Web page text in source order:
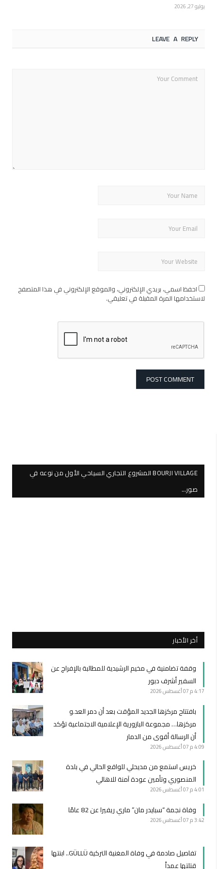
يوليو 27, 2026
LEAVE A REPLY
احفظ اسمي، بريدي الإلكتروني، والموقع الإلكتروني في هذا المتصفح
لاستخدامها المرة المقبلة في تعليقي.
BOURJI VILLAGE المشروع التجاري السياحي الأول من نوعه في
صور…
أخر الأخبار
وقفة تضامنية في مخيم الرشيدية للمطالبة بالإفراج عن
السفير أشرف دبور
4:17 م 07 أغسطس 2026
بافتتاح مركزها الجديد المؤقت بعد أن دمر العد.و
مركزها… مجموعة البازورية الإعلامية الاجتماعية تؤكد
أن الرسالة أقوى من الدمار
4:09 م 07 أغسطس 2026
خريس استمع من مديحلي للواقع الحالي في بلدة
المنصوري وتأمين عودة آمنة للاهالي
4:01 م 07 أغسطس 2026
وفاة نجمة “سبايدر مان” ماري ريفيرا عن 82 عامًا
3:42 م 07 أغسطس 2026
تفاصيل صادمة في وفاة المغنية التركية GÜLLÜ.. ابنتها
قتلتها عمداً